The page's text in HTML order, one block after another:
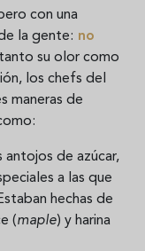
con una
la gente: no
su olor como
los chefs del
maneras de
antojos de azúcar,
a las que
hechas de
(maple) y harina